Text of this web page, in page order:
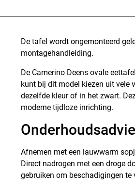
De tafel wordt ongemonteerd
montagehandleiding.
De Camerino Deens ovale
kunt bij dit model kiezen uit vele
dezelfde kleur of in het zwart.
moderne tijdloze inrichting.
Afnemen met een lauwwarm
Direct nadrogen met een droge
gebruiken om beschadigingen te